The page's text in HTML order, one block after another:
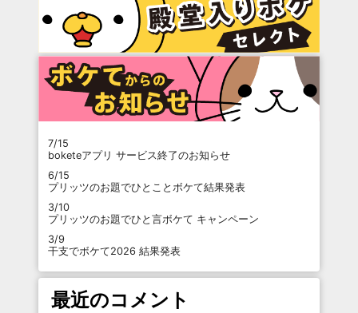
7/15
boketeアプリ サービス終了のお知らせ
6/15
プリッツのお題でひとことボケて結果発表
3/10
プリッツのお題でひと言ボケて キャンペーン
3/9
干支でボケて2026 結果発表
最近のコメント